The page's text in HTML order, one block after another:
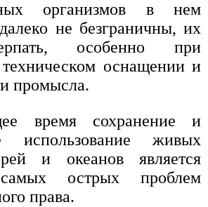
организмов в нем
не безграничны, их
особенно при
оснащении и
промысла.
время сохранение и
использование живых
и океанов является
острых проблем
права.